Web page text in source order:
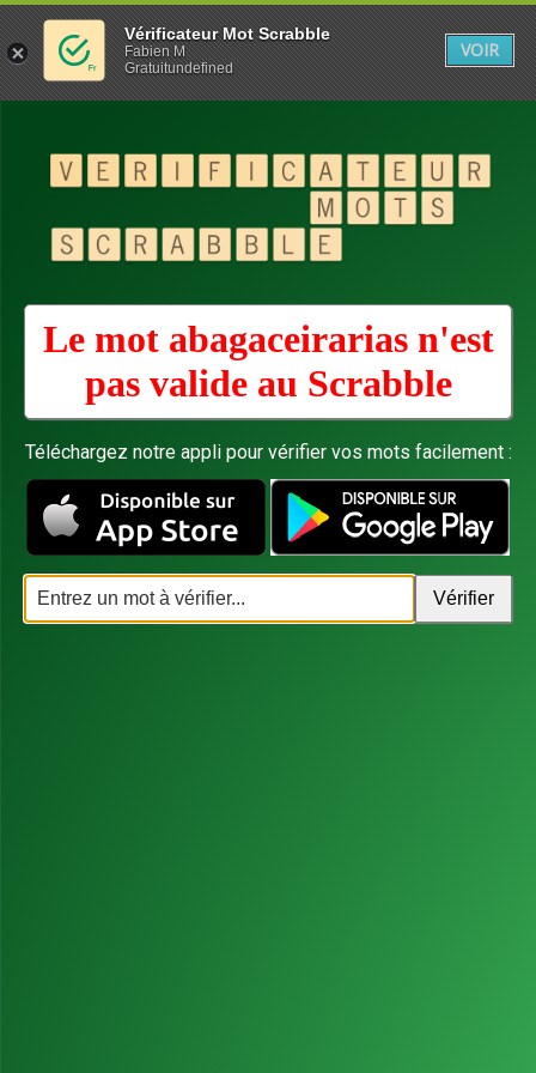
Le mot abagaceirarias n'est
pas valide au Scrabble
Téléchargez notre appli pour vérifier vos mots facilement :
Vérificateur Mot Scrabble
Fabien M
Gratuitundefined
VOIR